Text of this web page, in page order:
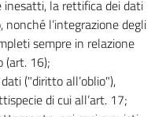
la rettifica dei dati
nonché l’integrazione degli
sempre in relazione
16);
("diritto all’oblio"),
di cui all’art. 17;